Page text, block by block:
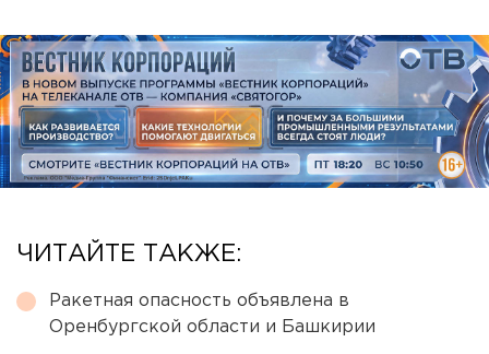
ЧИТАЙТЕ ТАКЖЕ:
Ракетная опасность объявлена в
Оренбургской области и Башкирии